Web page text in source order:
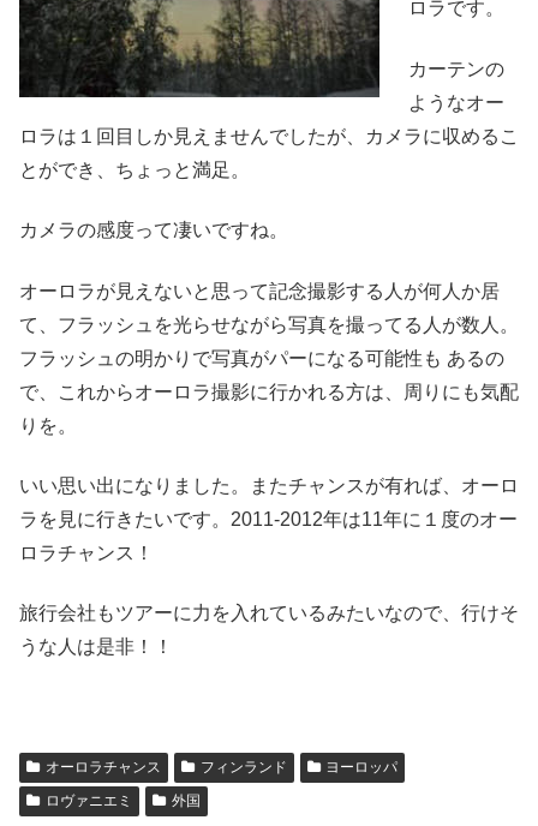
ロラです。
カーテンの
ようなオー
ロラは１回目しか見えませんでしたが、カメラに収めるこ
とができ、ちょっと満足。
カメラの感度って凄いですね。
オーロラが見えないと思って記念撮影する人が何人か居
て、フラッシュを光らせながら写真を撮ってる人が数人。
フラッシュの明かりで写真がパーになる可能性も あるの
で、これからオーロラ撮影に行かれる方は、周りにも気配
りを。
いい思い出になりました。またチャンスが有れば、オーロ
ラを見に行きたいです。2011-2012年は11年に１度のオー
ロラチャンス！
旅行会社もツアーに力を入れているみたいなので、行けそ
うな人は是非！！
オーロラチャンス フィンランド
ヨーロッパ
ロヴァニエミ
外国